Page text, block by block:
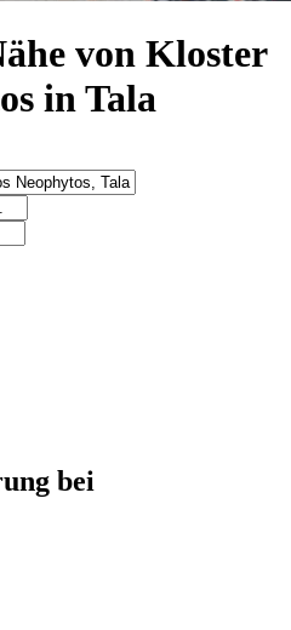
von Kloster
in Tala
bei